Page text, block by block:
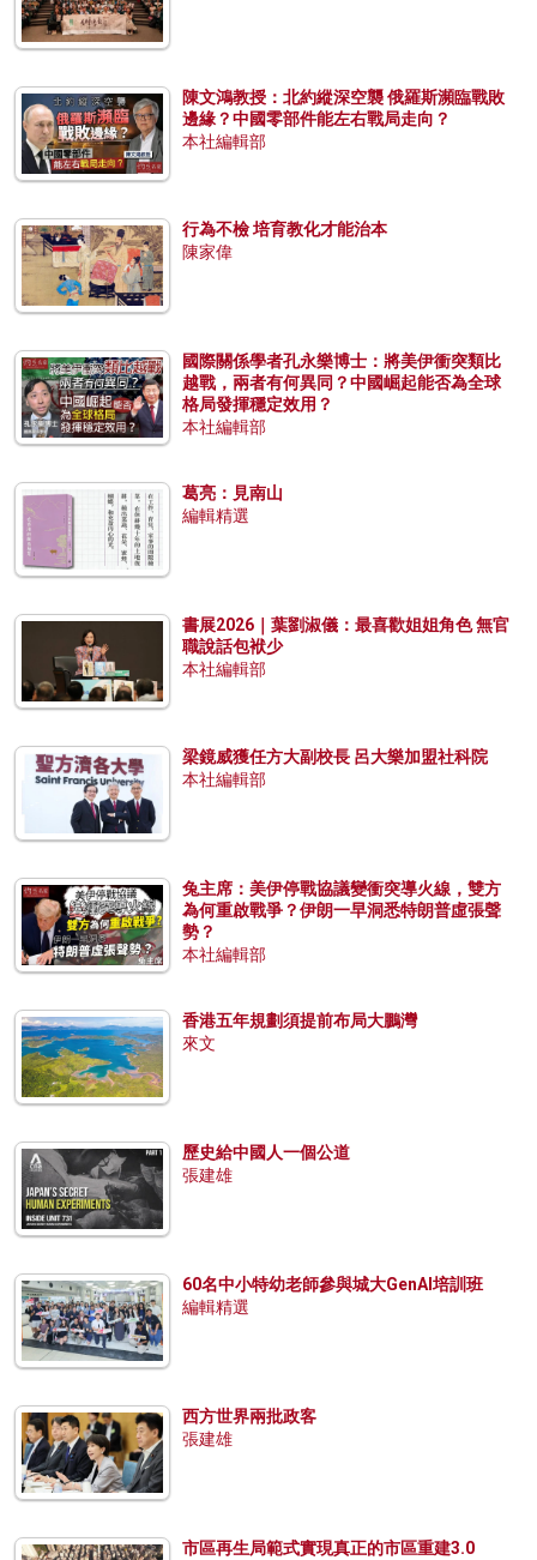
陳文鴻教授：北約縱深空襲 俄羅斯瀕臨戰敗
邊緣？中國零部件能左右戰局走向？
本社編輯部
行為不檢 培育教化才能治本
陳家偉
國際關係學者孔永樂博士：將美伊衝突類比
越戰，兩者有何異同？中國崛起能否為全球
格局發揮穩定效用？
本社編輯部
葛亮：見南山
編輯精選
書展2026｜葉劉淑儀：最喜歡姐姐角色 無官
職說話包袱少
本社編輯部
梁鏡威獲任方大副校長 呂大樂加盟社科院
本社編輯部
兔主席：美伊停戰協議變衝突導火線，雙方
為何重啟戰爭？伊朗一早洞悉特朗普虛張聲
勢？
本社編輯部
香港五年規劃須提前布局大鵬灣
來文
歷史給中國人一個公道
張建雄
60名中小特幼老師參與城大GenAI培訓班
編輯精選
西方世界兩批政客
張建雄
市區再生局範式實現真正的市區重建3.0